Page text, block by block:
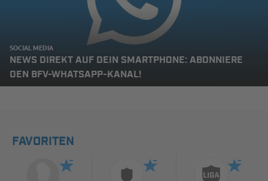
SOCIAL MEDIA
NEWS DIREKT AUF DEIN SMARTPHONE: ABONNIERE
DEN BFV-WHATSAPP-KANAL!
FAVORITEN